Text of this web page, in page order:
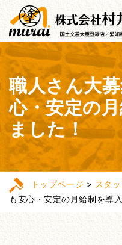
職人さん大
心・安定の
ました！
トップページ > スタ
も安心・安定の月給制を導